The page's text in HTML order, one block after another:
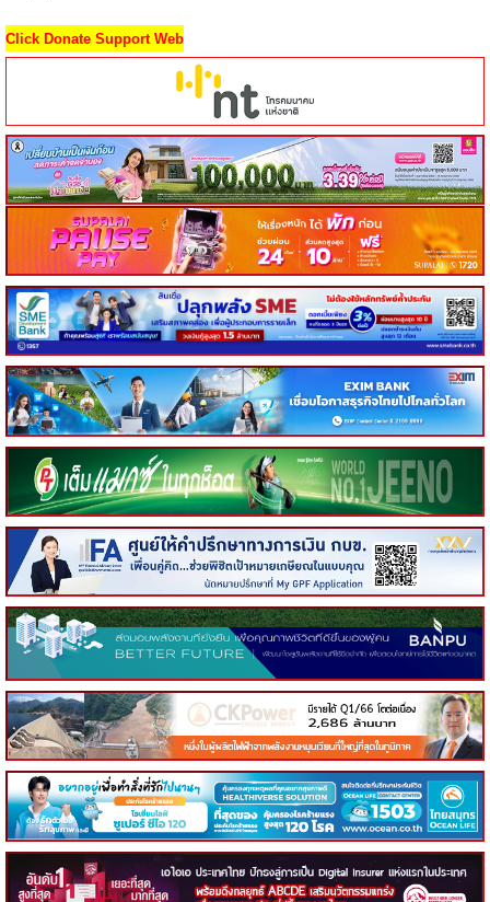
Click Donate Support Web